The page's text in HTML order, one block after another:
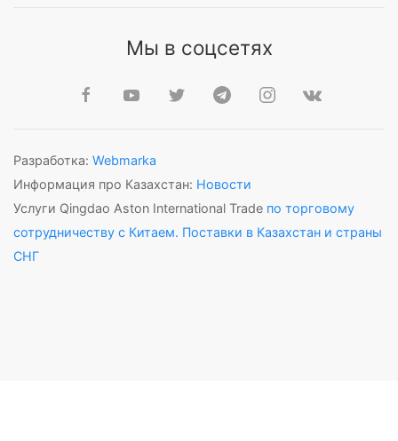
Мы в соцсетях
Разработка: Webmarka
Информация про Казахстан: Новости
Услуги Qingdao Aston International Trade по торговому
сотрудничеству с Китаем. Поставки в Казахстан и страны
СНГ